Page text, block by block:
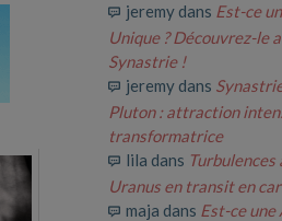
jeremydans Est-ce
Unique ? Découvrez-le
Synastrie !
jeremydans
Pluton : attraction
transformatrice
lila dans Turbulences
Uranus en transit en
maja dans Est-ce une